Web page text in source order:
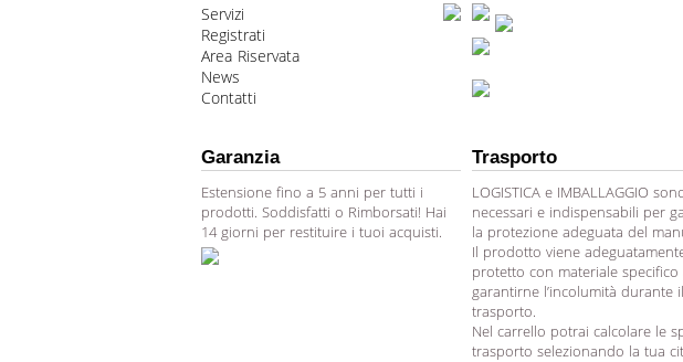
Servizi
Registrati
Area Riservata
News
Contatti
Garanzia
Estensione fino a 5 anni per tutti i
prodotti. Soddisfatti o Rimborsati! Hai
14 giorni per restituire i tuoi acquisti.
Trasporto
LOGISTICA e IMBALLAGGIO
necessari e indispensabili per
la protezione adeguata del
Il prodotto viene
protetto con materiale specifico
garantirne l’incolumità durante il
trasporto.
Nel carrello potrai calcolare le
trasporto selezionando la tua